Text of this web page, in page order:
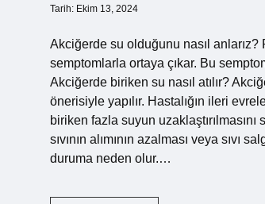
Tarih: Ekim 13, 2024
Akciğerde su olduğunu nasıl anlarız?
semptomlarla ortaya çıkar. Bu
Akciğerde biriken su nasıl atılır?
önerisiyle yapılır. Hastalığın ileri
biriken fazla suyun
sıvının alımının azalması veya sıvı
duruma neden olur.…